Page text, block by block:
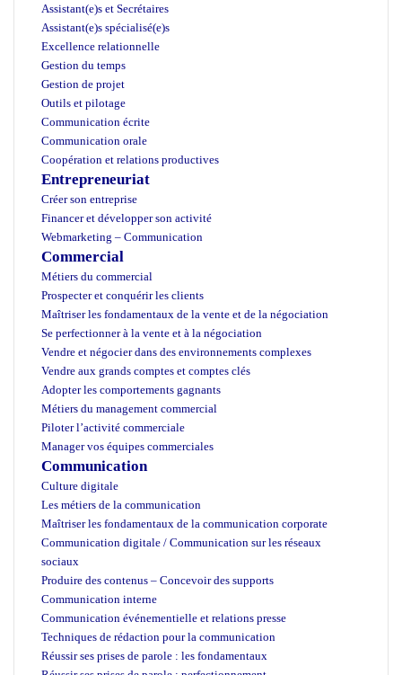
Assistant(e)s et Secrétaires
Assistant(e)s spécialisé(e)s
Excellence relationnelle
Gestion du temps
Gestion de projet
Outils et pilotage
Communication écrite
Communication orale
Coopération et relations productives
Entrepreneuriat
Créer son entreprise
Financer et développer son activité
Webmarketing – Communication
Commercial
Métiers du commercial
Prospecter et conquérir les clients
Maîtriser les fondamentaux de la vente et de la négociation
Se perfectionner à la vente et à la négociation
Vendre et négocier dans des environnements complexes
Vendre aux grands comptes et comptes clés
Adopter les comportements gagnants
Métiers du management commercial
Piloter l’activité commerciale
Manager vos équipes commerciales
Communication
Culture digitale
Les métiers de la communication
Maîtriser les fondamentaux de la communication corporate
Communication digitale / Communication sur les réseaux
sociaux
Produire des contenus – Concevoir des supports
Communication interne
Communication événementielle et relations presse
Techniques de rédaction pour la communication
Réussir ses prises de parole : les fondamentaux